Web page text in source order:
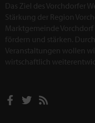
Das Ziel des Vorchdorfer
Stärkung der Region
Marktgemeinde
fördern und stärken.
Veranstaltungen wollen
wirtschaftlich